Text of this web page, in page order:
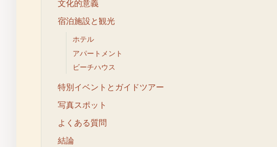
文化的意義
宿泊施設と観光
ホテル
アパートメント
ビーチハウス
特別イベントとガイドツアー
写真スポット
よくある質問
結論